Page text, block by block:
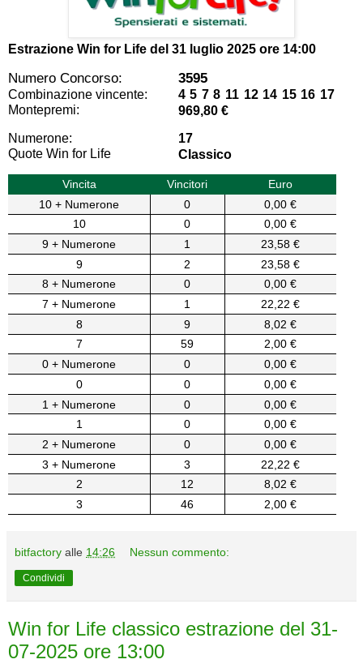
Estrazione Win for Life del 31 luglio 2025 ore 14:00
Numero Concorso: 3595
Combinazione vincente:
4 5 7 8 11 12 14 15 16 17
Montepremi:
969,80 €
Numerone:
17
Quote Win for Life
Classico
Vincita Vincitori
Euro
10 + Numerone
0
0,00 €
10
0
0,00 €
9 + Numerone
1
23,58 €
9
2
23,58 €
8 + Numerone
0
0,00 €
7 + Numerone
1
22,22 €
8
9
8,02 €
7
59
2,00 €
0 + Numerone
0
0,00 €
0
0
0,00 €
1 + Numerone
0
0,00 €
1
0
0,00 €
2 + Numerone
0
0,00 €
3 + Numerone
3
22,22 €
2
12
8,02 €
3
46 2,00 €
bitfactory alle 14:26 Nessun commento:
Condividi
Win for Life classico estrazione del 31-
07-2025 ore 13:00